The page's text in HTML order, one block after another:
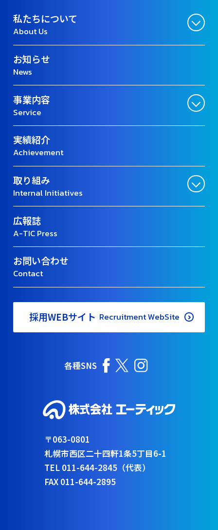
私たちについて
About Us
お知らせ
News
事業内容
Service
実績紹介
Achievement
取り組み
Internal Initiatives
広報誌
A-TIC Press
お問い合わせ
Contact
採用WEBサイト Recruitment WebSite
各種SNS
〒063-0801
札幌市西区二十四軒1条5丁目6-1
TEL 011-644-2845（代表）
FAX 011-644-2895